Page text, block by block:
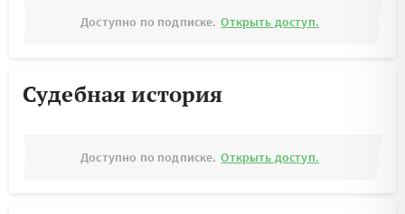
Доступно по подписке. Открыть доступ.
Судебная история
Доступно по подписке. Открыть доступ.